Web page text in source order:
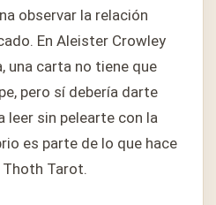
observar la relación
En Aleister Crowley
una carta no tiene que
pero sí debería darte
leer sin pelearte con la
es parte de lo que hace
Tarot.